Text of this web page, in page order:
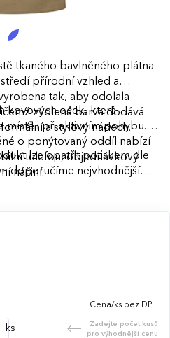
tkaného bavlněného plátna
přírodní vzhled a
tak, aby odolala
zvolená barva dodává
a stylový nádech.
kovových oček, která
místě i při aktivním pohybu.
o ponýtovaný oddíl nabízí
telefon, objednávkový
náčiní.
lze opatřit potiskem dle
doporučíme nejvhodnější
na design i váš rozpočet.
Cena/ks bez DPH
ks
Zadejte počet kusů
pro výhodnější cenu